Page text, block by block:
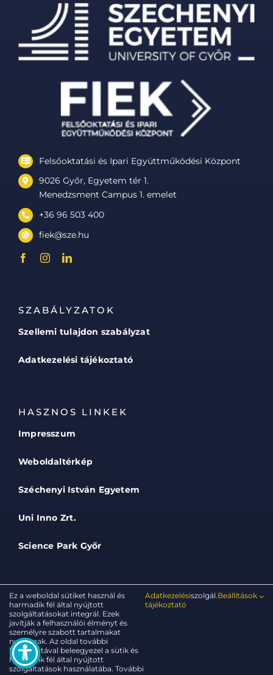
Felsőoktatási és Ipari Együttműködési Központ
9026 Győr, Egyetem tér 1.
Menedzsment Campus 1. emelet
+36 96 503 400
fiek@sze.hu
SZABÁLYZATOK
Szellemi tulajdon szabályzat
Adatkezelési tájékoztató
HASZNOS LINKEK
Impresszum
Weboldaltérkép
Széchenyi István Egyetem
Uni Inno Zrt.
Science Park Győr
© 2025 - 2026 • FIEK • Széchenyi István Egyetem •
Minden jog fenntartva
Készítette:Digitális Fejlesztési Központ
Ez a weboldal sütiket használ és
harmadik fél által nyújtott
szolgáltatásokat integrál. Ezek
javítják a felhasználói élményt és
személyre szabott tartalmakat
nyújtanak. Az oldal további
használatával beleegyezel a sütik és
harmadik fél által nyújtott
szolgáltatások használatába. További
Adatkezelési
tájékoztató
szolgál.Beállítások